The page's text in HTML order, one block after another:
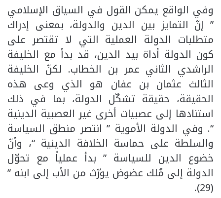
وفي الواقع يمكن القول في السياق الإسلامي
” إنّ التمايز بين الدين والدولة، بمعنى إدراك
متطلبات الدولة العملية التي لا تقتصر على
كون الدولة أداة بيد الدين، قد بدأ مع الخليفة
الراشدي الثاني عمر بن الخطاب. لكنّ الخليفة
الثالث عثمان بن عفان هو الذي وعى هذه
الحقيقة، حقيقة تشكّل الدولة، بما في ذلك
استنادها إلى عصبيات أخرى غير العصبية الدينية
“. وفي الدولة الأموية ” انتصر منطق السياسة
والسلطة على حماسة الخلافة الدينية “، وأنّ
خضوع الدين للسياسة ” بدأ عملياً مع تحوّل
الدولة إلى مُلك عضوض يورّث من الأب إلى ابنه ”
(29).